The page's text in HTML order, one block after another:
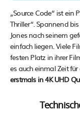
„Source Code“ ist ein
Thriller“. Spannend
Jones nach seinem
einfach liegen. Viele
festen Platz in ihrer
es auch einmal Zeit
erstmals in 4K UHD